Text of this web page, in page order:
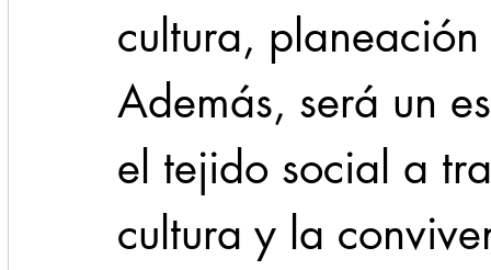
cultura,
Además, será un
el tejido social a
cultura y la